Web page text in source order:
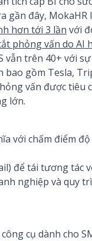
gần đây,
hơn tới 3 lần với
phỏng vấn do AI
vẫn trên 40+ với
gồm Tesla,
vấn được
lớn.
với chấm điểm
để tái tương tác
nghiệp và quy
cụ dành cho